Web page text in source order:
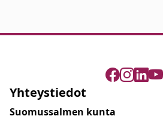
Yhteystiedot
Suomussalmen kunta